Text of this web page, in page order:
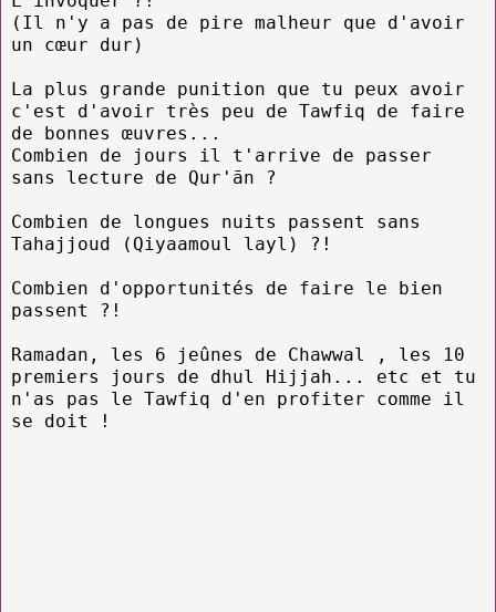
(Il n'y a pas de pire malheur que d'avoir
un cœur dur)
La plus grande punition que tu peux avoir
c'est d'avoir très peu de Tawfiq de faire
de bonnes œuvres...
Combien de jours il t'arrive de passer
sans lecture de Qur'ān ?
Combien de longues nuits passent sans
Tahajjoud (Qiyaamoul layl) ?!
Combien d'opportunités de faire le bien
passent ?!
Ramadan, les 6 jeûnes de Chawwal , les 10
premiers jours de dhul Hijjah... etc et tu
n'as pas le Tawfiq d'en profiter comme il
se doit !